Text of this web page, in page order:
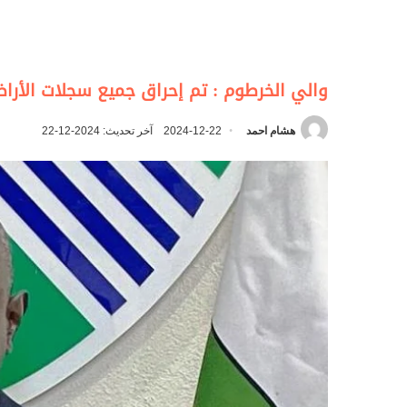
والي الخرطوم : تم إحراق جميع سجلات
هشام احمد 2024-12-22 آخر تحديث: 2024-12-22